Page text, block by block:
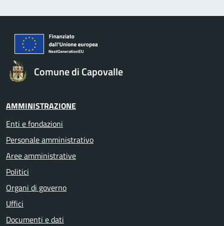
Comune di Capovalle
AMMINISTRAZIONE
Enti e fondazioni
Personale amministrativo
Aree amministrative
Politici
Organi di governo
Uffici
Documenti e dati